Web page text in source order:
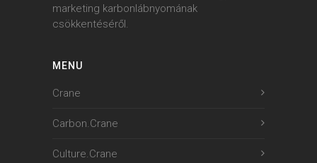
marketing karbonlábnyomának
csökkentéséről.
MENU
Crane
Carbon.Crane
Culture.Crane